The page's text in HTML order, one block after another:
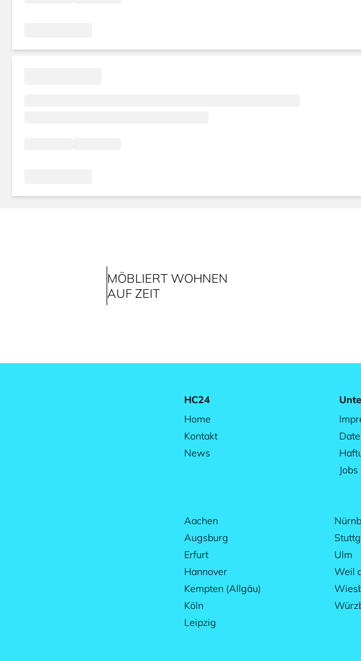
MÖBLIERT WOHNEN
AUF ZEIT
HC24
Home
Kontakt
News
Jobs
Aachen
Augsburg
Erfurt
Hannover
Kempten (Allgäu)
Köln
Leipzig
Ulm
Weil